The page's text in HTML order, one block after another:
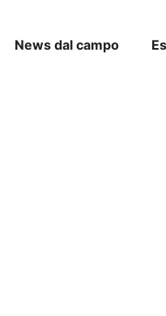
News dal campo